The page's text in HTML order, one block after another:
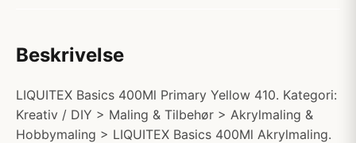
Beskrivelse
LIQUITEX Basics 400Ml Primary Yellow 410. Kategori:
Kreativ / DIY > Maling & Tilbehør > Akrylmaling &
Hobbymaling > LIQUITEX Basics 400Ml Akrylmaling.